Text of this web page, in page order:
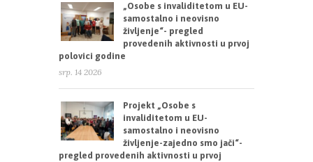
„Osobe s invaliditetom u EU-
samostalno i neovisno
življenje“- pregled
provedenih aktivnosti u prvoj
polovici godine
srp. 14 2026
Projekt „Osobe s
invaliditetom u EU-
samostalno i neovisno
življenje-zajedno smo jači“-
pregled provedenih aktivnosti u prvoj